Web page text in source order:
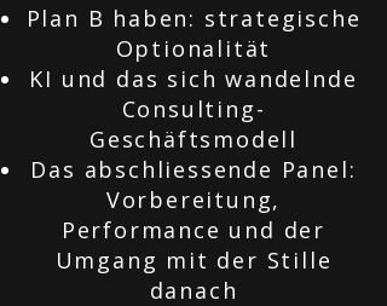
Plan B haben: strategische
Optionalität
KI und das sich wandelnde
Consulting-
Geschäftsmodell
Das abschliessende Panel:
Vorbereitung,
Performance und der
Umgang mit der Stille
danach